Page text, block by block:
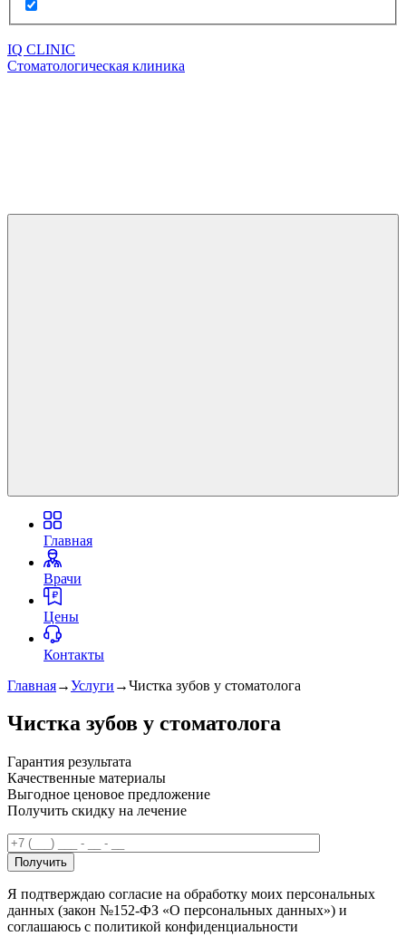
IQ CLINIC
Стоматологическая клиника
Главная
Врачи
Цены
Контакты
Главная→Услуги →Чистка зубов у стоматолога
Чистка зубов у стоматолога
Гарантия результата
Качественные материалы
Выгодное ценовое предложение
Получить скидку на лечение
Получить
Я подтверждаю согласие на обработку моих персональных
данных (закон №152-ФЗ «О персональных данных») и
соглашаюсь с политикой конфиденциальности